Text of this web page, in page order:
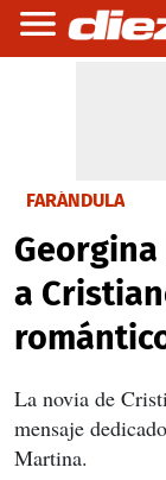
FARÁNDULA
a
La novia de
mensaje
Martina.